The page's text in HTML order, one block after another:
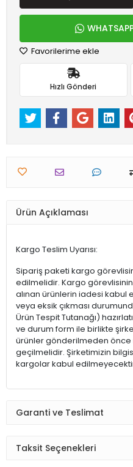
Favorilerime ekle
Hızlı Gönderi
Ürün Açıklaması
Kargo Teslim Uyarısı:
Sipariş paketi kargo
edilmelidir. Kargo görevlisinin
alınan ürünlerin iadesi kabul
veya eksik çıkması
Ürün Tespit Tutanağı)
ve durum form ile birlikte
ürünler gönderilmeden önce
geçilmelidir. Şirketimizin
kargolar kabul
Garanti ve Teslimat
Taksit Seçenekleri